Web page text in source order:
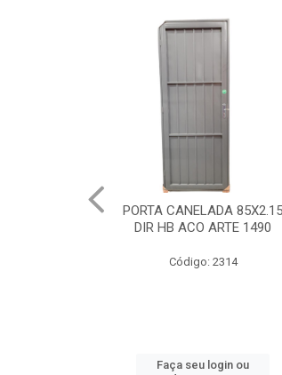
PORTA LAMINADA 60X215
DIR POP/MIX HB
Código: 2340
Faça seu login ou